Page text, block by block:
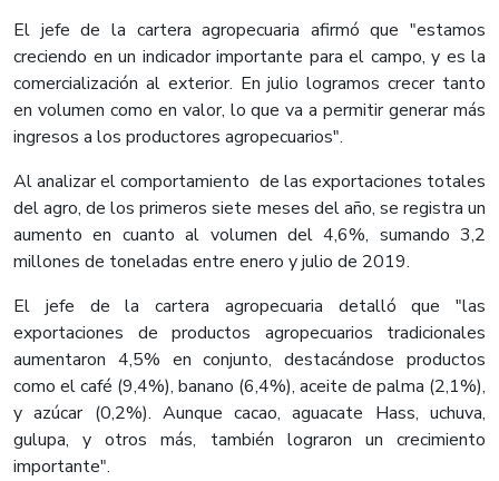
El jefe de la cartera agropecuaria afirmó que "estamos
creciendo en un indicador importante para el campo, y es la
comercialización al exterior. En julio logramos crecer tanto
en volumen como en valor, lo que va a permitir generar más
ingresos a los productores agropecuarios".
Al analizar el comportamiento de las exportaciones totales
del agro, de los primeros siete meses del año, se registra un
aumento en cuanto al volumen del 4,6%, sumando 3,2
millones de toneladas entre enero y julio de 2019.
El jefe de la cartera agropecuaria detalló que "las
exportaciones de productos agropecuarios tradicionales
aumentaron 4,5% en conjunto, destacándose productos
como el café (9,4%), banano (6,4%), aceite de palma (2,1%),
y azúcar (0,2%). Aunque cacao, aguacate Hass, uchuva,
gulupa, y otros más, también lograron un crecimiento
importante".